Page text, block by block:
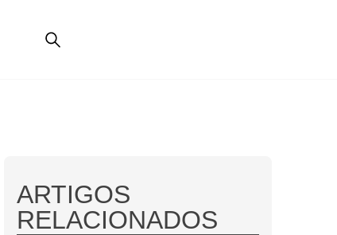
ARTIGOS
RELACIONADOS